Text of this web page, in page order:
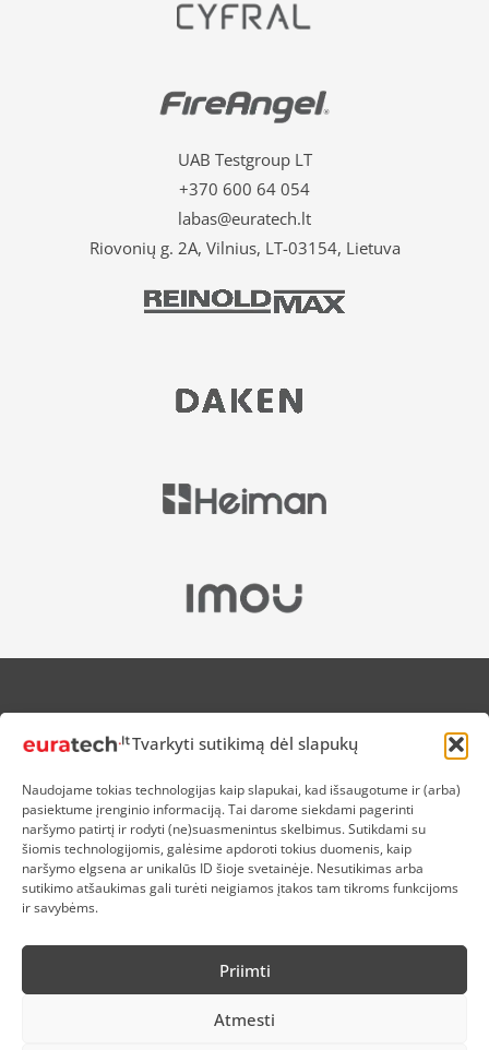
Tvarkyti sutikimą dėl slapukų
Naudojame tokias technologijas kaip slapukai, kad išsaugotume ir (arba)
pasiektume įrenginio informaciją. Tai darome siekdami pagerinti
naršymo patirtį ir rodyti (ne)suasmenintus skelbimus. Sutikdami su
šiomis technologijomis, galėsime apdoroti tokius duomenis, kaip
naršymo elgsena ar unikalūs ID šioje svetainėje. Nesutikimas arba
sutikimo atšaukimas gali turėti neigiamos įtakos tam tikroms funkcijoms
ir savybėms.
Priimti
Atmesti
UAB Testgroup LT
+370 600 64 054
labas@euratech.lt
Riovonių g. 2A, Vilnius, LT-03154, Lietuva
APIE MUS
NUOLAIDOS HEROJAMS
PREKIŲ IR PINIGŲ GRĄŽINIMAS
ATSISKAITYMAS
D.U.K
KOKYBĖS POLITIKA
SLAPUKŲ POLITIKA
SĄLYGOS IR TAISYKLĖS
ELEKTRONIKOS RŪŠIAVIMAS